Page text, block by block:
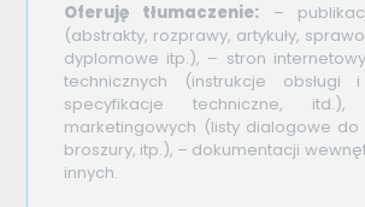
Oferuję tłumaczenie: –
(abstrakty, rozprawy, artykuły,
dyplomowe itp.), – stron
technicznych (instrukcje obsługi
specyfikacje techniczne,
marketingowych (listy dialogowe do
broszury, itp.), – dokumentacji
innych.